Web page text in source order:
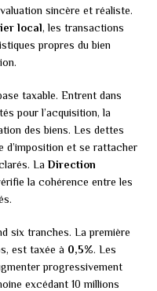
sincère et réaliste.
local, les transactions
propres du bien
taxable. Entrent dans
pour l’acquisition, la
des biens. Les dettes
d’imposition et se rattacher
La Direction
la cohérence entre les
six tranches. La première
est taxée à 0,5%. Les
progressivement
excédant 10 millions